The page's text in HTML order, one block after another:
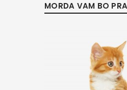
MORDA VAM BO